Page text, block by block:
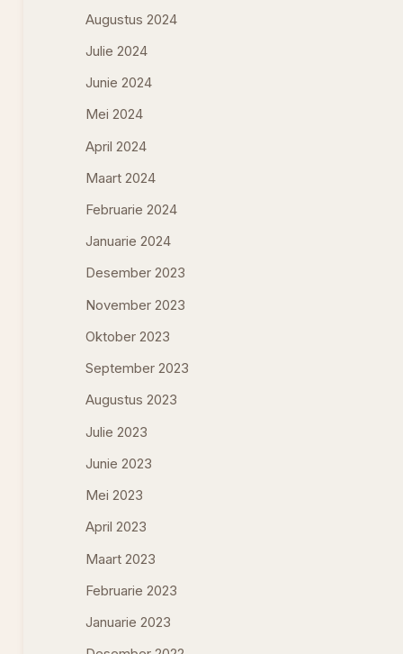
Augustus 2024
Julie 2024
Junie 2024
Mei 2024
April 2024
Maart 2024
Februarie 2024
Januarie 2024
Desember 2023
November 2023
Oktober 2023
September 2023
Augustus 2023
Julie 2023
Junie 2023
Mei 2023
April 2023
Maart 2023
Februarie 2023
Januarie 2023